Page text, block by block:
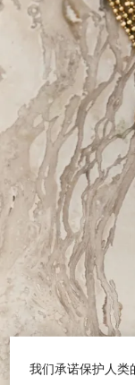
我们承诺保护人类